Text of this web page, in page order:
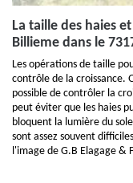
La taille des haies
Billieme dans le
Les opérations de taille
contrôle de la croissance.
possible de contrôler la
peut éviter que les haies
bloquent la lumière du
sont assez souvent
l'image de G.B Elagage &